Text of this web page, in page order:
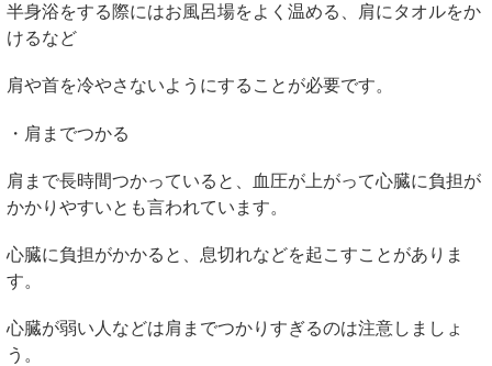
半身浴をする際にはお風呂場をよく温める、肩にタオルをか
けるなど
肩や首を冷やさないようにすることが必要です。
・肩までつかる
肩まで長時間つかっていると、血圧が上がって心臓に負担が
かかりやすいとも言われています。
心臓に負担がかかると、息切れなどを起こすことがありま
す。
心臓が弱い人などは肩までつかりすぎるのは注意しましょ
う。